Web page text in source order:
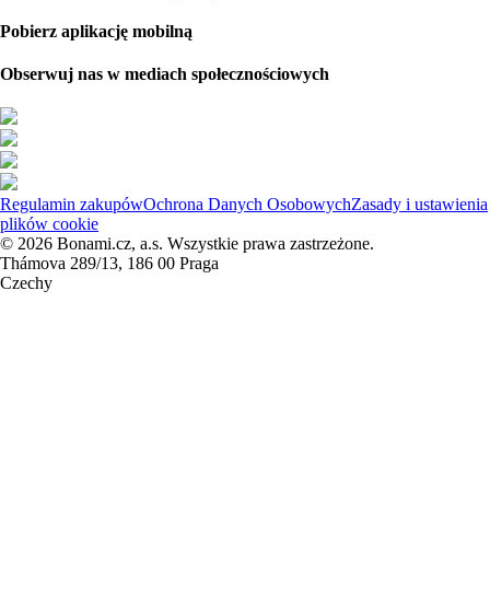
Pobierz aplikację mobilną
Obserwuj nas w mediach społecznościowych
Regulamin zakupówOchrona Danych OsobowychZasady i ustawienia
plików cookie
© 2026 Bonami.cz, a.s. Wszystkie prawa zastrzeżone.
Thámova 289/13, 186 00 Praga
Czechy